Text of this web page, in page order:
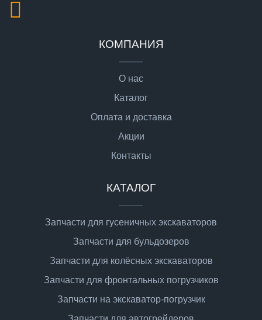
КОМПАНИЯ
О нас
Каталог
Оплата и доставка
Акции
Контакты
КАТАЛОГ
Запчасти для гусеничных экскаваторов
Запчасти для бульдозеров
Запчасти для колёсных экскаваторов
Запчасти для фронтальных погрузчиков
Запчасти на экскаватор-погрузчик